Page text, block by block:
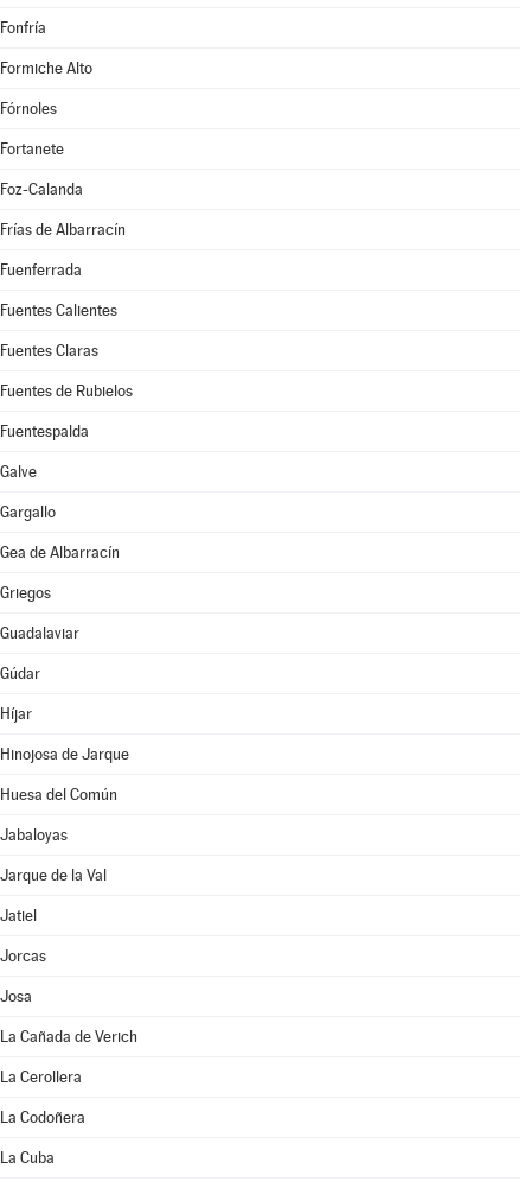
Fonfría
Formiche Alto
Fórnoles
Fortanete
Foz-Calanda
Frías de Albarracín
Fuenferrada
Fuentes Calientes
Fuentes Claras
Fuentes de Rubielos
Fuentespalda
Galve
Gargallo
Gea de Albarracín
Griegos
Guadalaviar
Gúdar
Híjar
Hinojosa de Jarque
Huesa del Común
Jabaloyas
Jarque de la Val
Jatiel
Jorcas
Josa
La Cañada de Verich
La Cerollera
La Codoñera
La Cuba